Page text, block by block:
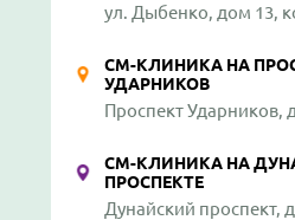
ул. Дыбенко, дом 13,
СМ-КЛИНИКА НА
УДАРНИКОВ
Проспект Ударников,
СМ-КЛИНИКА НА
ПРОСПЕКТЕ
Дунайский проспект,